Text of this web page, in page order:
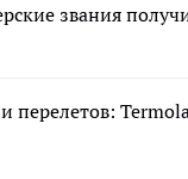
звания
перелетов: